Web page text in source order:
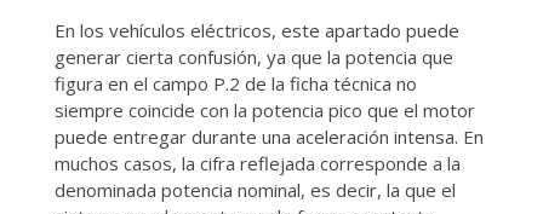
En los vehículos eléctricos, este apartado puede
generar cierta confusión, ya que la potencia que
figura en el campo P.2 de la ficha técnica no
siempre coincide con la potencia pico que el motor
puede entregar durante una aceleración intensa. En
muchos casos, la cifra reflejada corresponde a la
denominada potencia nominal, es decir, la que el